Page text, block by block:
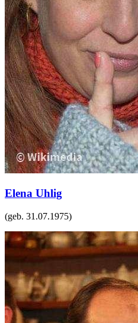
Elena Uhlig
(geb. 31.07.1975)